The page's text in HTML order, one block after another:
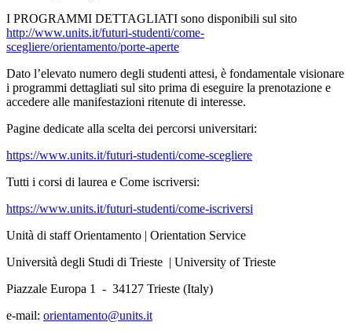
I PROGRAMMI DETTAGLIATI sono disponibili sul sito
http://www.units.it/futuri-studenti/come-
scegliere/orientamento/porte-aperte
Dato l’elevato numero degli studenti attesi, è fondamentale visionare
i programmi dettagliati sul sito prima di eseguire la prenotazione e
accedere alle manifestazioni ritenute di interesse.
Pagine dedicate alla scelta dei percorsi universitari:
https://www.units.it/futuri-studenti/come-scegliere
Tutti i corsi di laurea e Come iscriversi:
https://www.units.it/futuri-studenti/come-iscriversi
Unità di staff Orientamento | Orientation Service
Università degli Studi di Trieste | University of Trieste
Piazzale Europa 1 - 34127 Trieste (Italy)
e-mail: orientamento@units.it